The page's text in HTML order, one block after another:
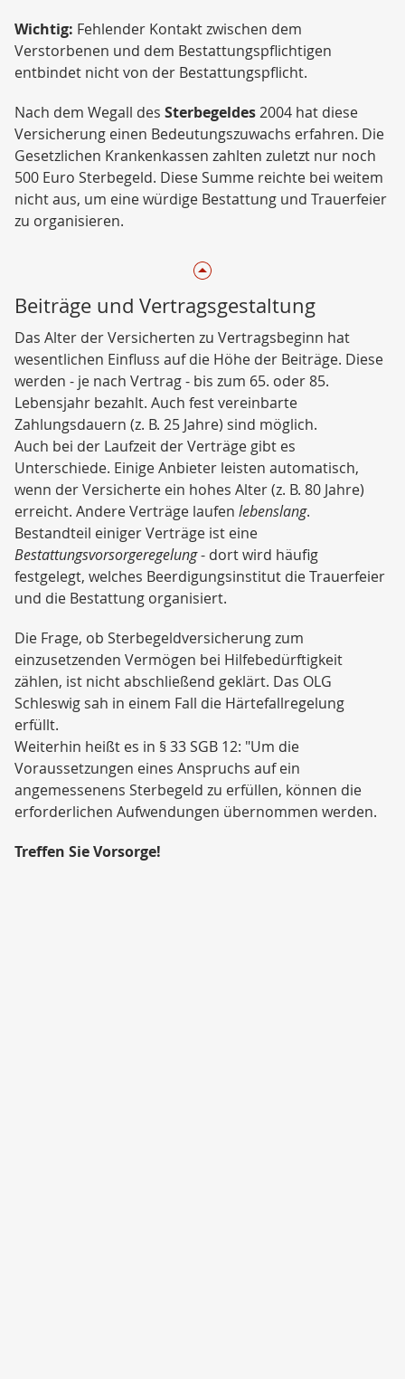
Wichtig: Fehlender Kontakt zwischen dem
Verstorbenen und dem Bestattungspflichtigen
entbindet nicht von der Bestattungspflicht.
Nach dem Wegall des Sterbegeldes2004 hat diese
Versicherung einen Bedeutungszuwachs erfahren. Die
Gesetzlichen Krankenkassen zahlten zuletzt nur noch
500 Euro Sterbegeld. Diese Summe reichte bei weitem
nicht aus, um eine würdige Bestattung und Trauerfeier
zu organisieren.
Beiträge und Vertragsgestaltung
Das Alter der Versicherten zu Vertragsbeginn hat
wesentlichen Einfluss auf die Höhe der Beiträge. Diese
werden - je nach Vertrag - bis zum 65. oder 85.
Lebensjahr bezahlt. Auch fest vereinbarte
Zahlungsdauern (z. B. 25 Jahre) sind möglich.
Auch bei der Laufzeit der Verträge gibt es
Unterschiede. Einige Anbieter leisten automatisch,
wenn der Versicherte ein hohes Alter (z. B. 80 Jahre)
erreicht. Andere Verträge laufen lebenslang.
Bestandteil einiger Verträge ist eine
Bestattungsvorsorgeregelung- dort wird häufig
festgelegt, welches Beerdigungsinstitut die Trauerfeier
und die Bestattung organisiert.
Die Frage, ob Sterbegeldversicherung zum
einzusetzenden Vermögen bei Hilfebedürftigkeit
zählen, ist nicht abschließend geklärt. Das OLG
Schleswig sah in einem Fall die Härtefallregelung
erfüllt.
Weiterhin heißt es in § 33 SGB 12: "Um die
Voraussetzungen eines Anspruchs auf ein
angemessenens Sterbegeld zu erfüllen, können die
erforderlichen Aufwendungen übernommen werden.
Treffen Sie Vorsorge!